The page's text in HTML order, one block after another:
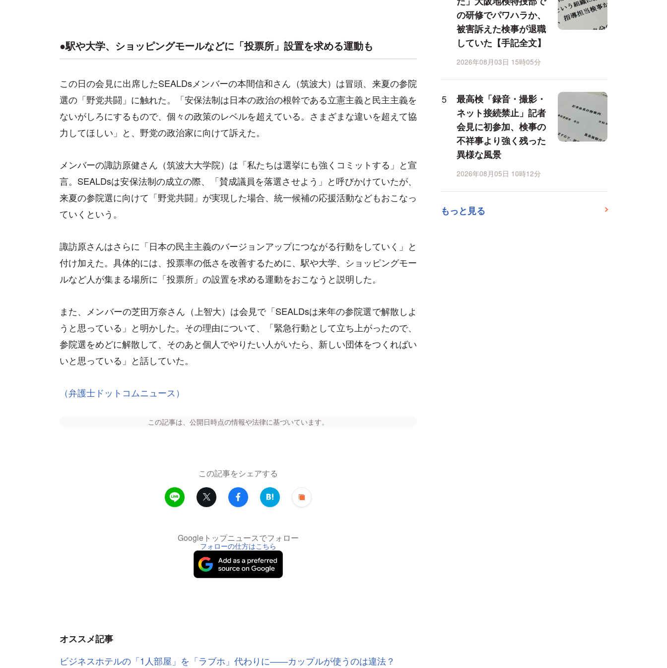
●駅や大学、ショッピングモールなどに「投票所」設置を求める運動も
この日の会見に出席したSEALDsメンバーの本間信和さん（筑波大）は冒頭、来夏の参院
選の「野党共闘」に触れた。「安保法制は日本の政治の根幹である立憲主義と民主主義を
ないがしろにするもので、個々の政策のレベルを超えている。さまざまな違いを超えて協
力してほしい」と、野党の政治家に向けて訴えた。
メンバーの諏訪原健さん（筑波大大学院）は「私たちは選挙にも強くコミットする」と宣
言。SEALDsは安保法制の成立の際、「賛成議員を落選させよう」と呼びかけていたが、
来夏の参院選に向けて「野党共闘」が実現した場合、統一候補の応援活動などもおこなっ
ていくという。
諏訪原さんはさらに「日本の民主主義のバージョンアップにつながる行動をしていく」と
付け加えた。具体的には、投票率の低さを改善するために、駅や大学、ショッピングモー
ルなど人が集まる場所に「投票所」の設置を求める運動をおこなうと説明した。
また、メンバーの芝田万奈さん（上智大）は会見で「SEALDsは来年の参院選で解散しよ
うと思っている」と明かした。その理由について、「緊急行動として立ち上がったので、
参院選をめどに解散して、そのあと個人でやりたい人がいたら、新しい団体をつくればい
いと思っている」と話していた。
（弁護士ドットコムニュース）
この記事は、公開日時点の情報や法律に基づいています。
この記事をシェアする
Googleトップニュースでフォロー
フォローの仕方はこちら
オススメ記事
ビジネスホテルの「1人部屋」を「ラブホ」代わりに――カップルが使うのは違法？
の研修でパワハラか、
被害訴えた検事が退職
していた【手記全文】
2026年08月03日 15時05分
最高検「録音・撮影・
ネット接続禁止」記者
会見に初参加、検事の
不祥事より強く残った
異様な風景
2026年08月05日 10時12分
もっと見る